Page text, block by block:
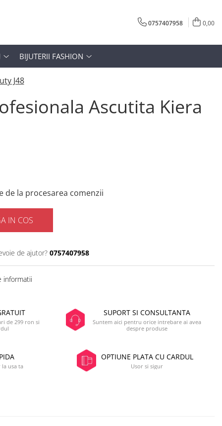
0757407958 0,00
BIJUTERII FASHION
J48
Ascutita Kiera
de la procesarea comenzii
IN COS
de ajutor? 0757407958
informatii
de 299 ron si
SUPORT SI CONSULTANTA
Suntem aici pentru orice intrebare ai avea
despre produse
usa ta
OPTIUNE PLATA CU CARDUL
Usor si sigur